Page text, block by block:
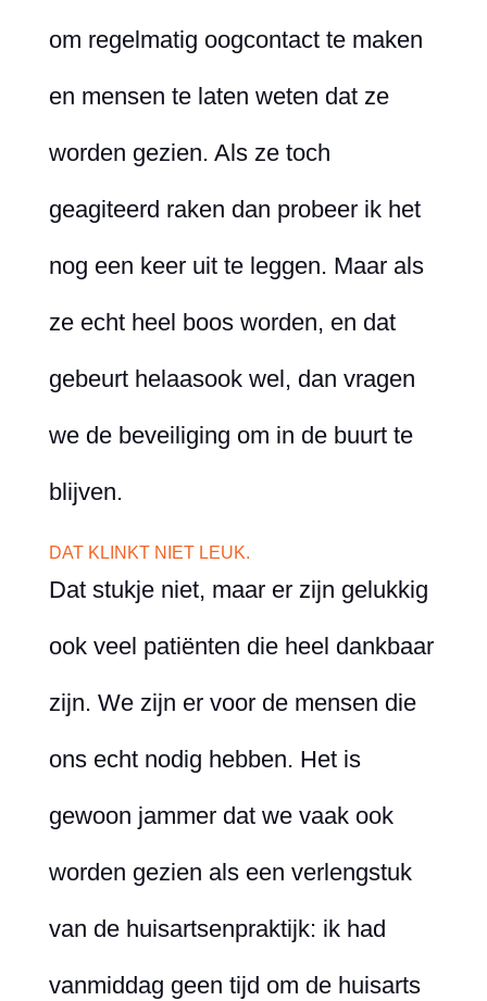
om regelmatig oogcontact te maken
en mensen te laten weten dat ze
worden gezien. Als ze toch
geagiteerd raken dan probeer ik het
nog een keer uit te leggen. Maar als
ze echt heel boos worden, en dat
gebeurt helaasook wel, dan vragen
we de beveiliging om in de buurt te
blijven.
DAT KLINKT NIET LEUK.
Dat stukje niet, maar er zijn gelukkig
ook veel patiënten die heel dankbaar
zijn. We zijn er voor de mensen die
ons echt nodig hebben. Het is
gewoon jammer dat we vaak ook
worden gezien als een verlengstuk
van de huisartsenpraktijk: ik had
vanmiddag geen tijd om de huisarts